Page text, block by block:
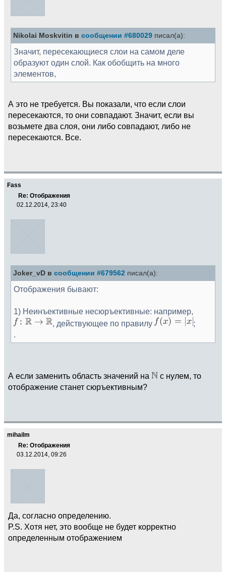
Nikolai Moskvitin в сообщении #680029 писал(а):
Значит, пересекающиеся слои на самом деле
образуют один слой. Как обобщить на много
элементов,
А это не требуется. Вы показали, что если слои
пересекаются, то они совпадают. Значит, если вы
возьмете два слоя, они либо совпадают, либо не
пересекаются. Все.
Fass
Re: Отображения
02.12.2014, 23:40
Joker_vD в сообщении #679562 писал(а):
Отображения бывают:
1) Неинъективные несюръективные: например,
, действующее по правилу
;
.
А если заменить область значений на
c нулем, то
отображение станет сюръективным?
mihailm
Re: Отображения
03.12.2014, 09:26
Да, согласно определению.
P.S. Хотя нет, это вообще не будет корректно
определенным отображением